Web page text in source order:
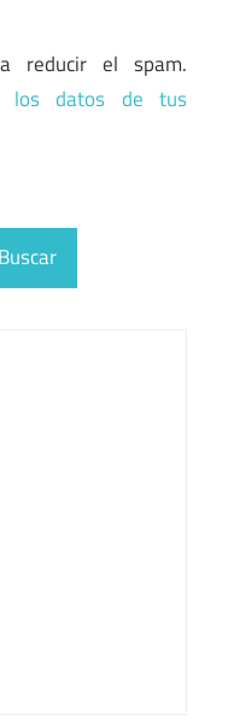
reducir el spam.
los datos de tus
Buscar